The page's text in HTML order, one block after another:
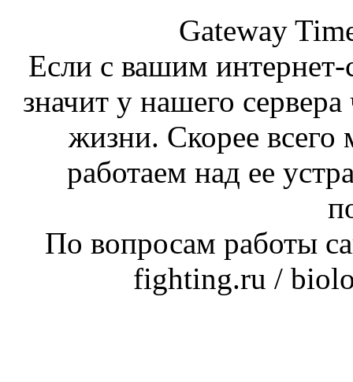
Gateway
Если с вашим интернет-
значит у нашего
жизни. Скорее
работаем над ее
По вопросам работы
fighting.ru /